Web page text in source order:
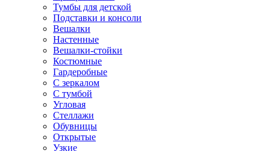
Тумбы для детской
Подставки и консоли
Вешалки
Настенные
Вешалки-стойки
Костюмные
Гардеробные
С зеркалом
С тумбой
Угловая
Стеллажи
Обувницы
Открытые
Узкие